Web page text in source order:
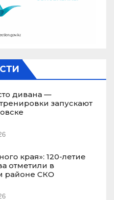
дивана —
запускают
края»: 120-летие
отметили в
районе СКО